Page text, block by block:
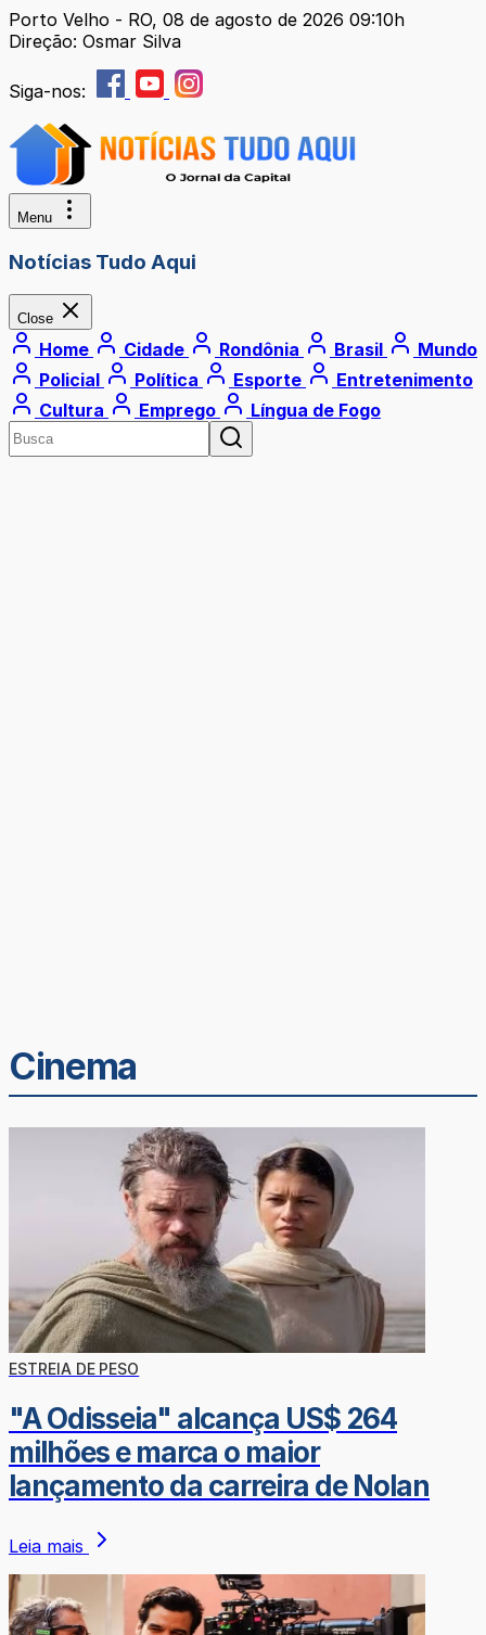
Porto Velho - RO, 08 de agosto de 2026 09:10h
Direção: Osmar Silva
Siga-nos:
Menu
Notícias Tudo Aqui
Close
Home Cidade Rondônia Brasil
Mundo
Policial
Política Esporte
Entretenimento
Cultura
Emprego Língua de Fogo
Cinema
ESTREIA DE PESO
"A Odisseia" alcança US$ 264
milhões e marca o maior
lançamento da carreira de Nolan
Leia mais